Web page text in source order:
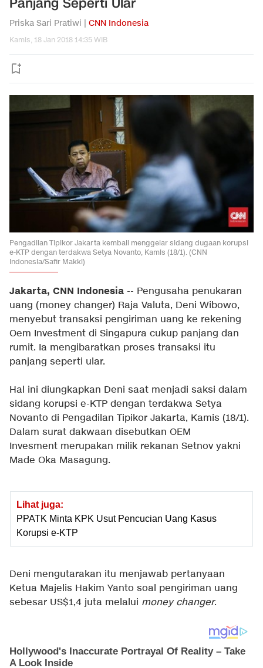
Priska Sari Pratiwi | CNN Indonesia
Kamis, 18 Jan 2018 14:35 WIB
Pengadilan Tipikor Jakarta kembali menggelar sidang dugaan korupsi
e-KTP dengan terdakwa Setya Novanto, Kamis (18/1). (CNN
Indonesia/Safir Makki)
Jakarta, CNN Indonesia -- Pengusaha penukaran
uang (money changer) Raja Valuta, Deni Wibowo,
menyebut transaksi pengiriman uang ke rekening
Oem Investment di Singapura cukup panjang dan
rumit. Ia mengibaratkan proses transaksi itu
panjang seperti ular.
Hal ini diungkapkan Deni saat menjadi saksi dalam
sidang korupsi e-KTP dengan terdakwa Setya
Novanto di Pengadilan Tipikor Jakarta, Kamis (18/1).
Dalam surat dakwaan disebutkan OEM
Invesment merupakan milik rekanan Setnov yakni
Made Oka Masagung.
Lihat juga:
PPATK Minta KPK Usut Pencucian Uang Kasus
Korupsi e-KTP
Deni mengutarakan itu menjawab pertanyaan
Ketua Majelis Hakim Yanto soal pengiriman uang
sebesar US$1,4 juta melalui money changer.